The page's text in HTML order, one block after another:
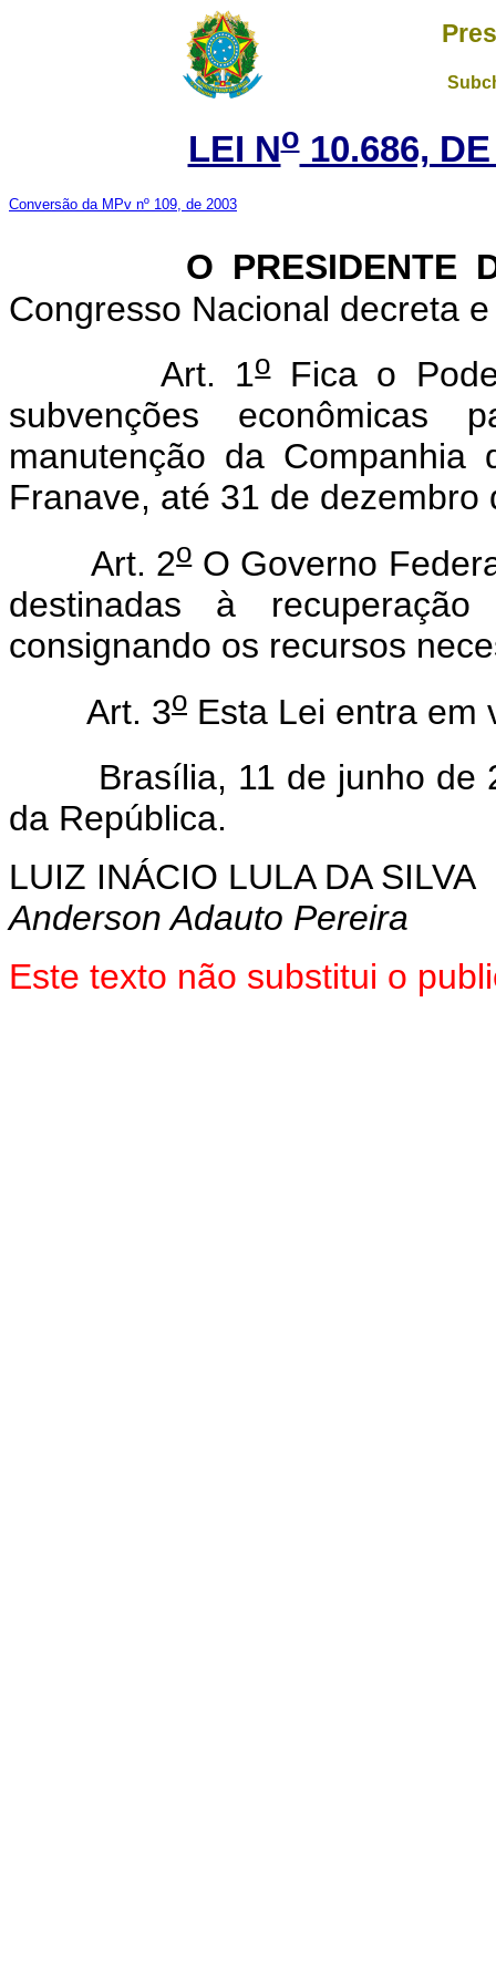
LEI No10.686, DE
Conversão da MPv nº 109, de 2003
O PRESIDENTE
Congresso Nacional decreta
Art. 1o
Fica o
subvenções
manutenção da
Franave, até 31 de dezembro
Art. 2oO Governo
destinadas à
consignando os recursos
Art. 3o Esta Lei entra em
Brasília, 11 de junho de
da República.
LUIZ INÁCIO LULA DA SILVA
Anderson Adauto Pereira
Este texto não substitui o